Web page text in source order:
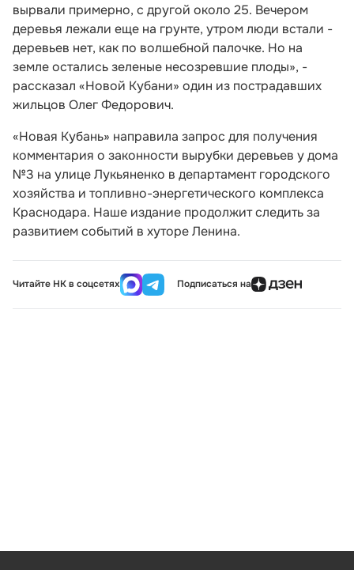
вырвали примерно, с другой около 25. Вечером
деревья лежали еще на грунте, утром люди встали -
деревьев нет, как по волшебной палочке. Но на
земле остались зеленые несозревшие плоды», -
рассказал «Новой Кубани» один из пострадавших
жильцов Олег Федорович.
«Новая Кубань» направила запрос для получения
комментария о законности вырубки деревьев у дома
№3 на улице Лукьяненко в департамент городского
хозяйства и топливно-энергетического комплекса
Краснодара. Наше издание продолжит следить за
развитием событий в хуторе Ленина.
Читайте НК в соцсетях Подписаться на